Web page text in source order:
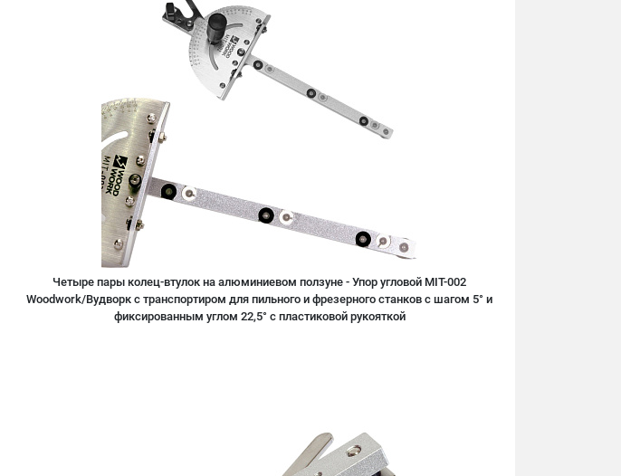
Четыре пары колец-втулок на алюминиевом ползуне - Упор угловой MIT-002
Woodwork/Вудворк с транспортиром для пильного и фрезерного станков с шагом 5° и
фиксированным углом 22,5° c пластиковой рукояткой